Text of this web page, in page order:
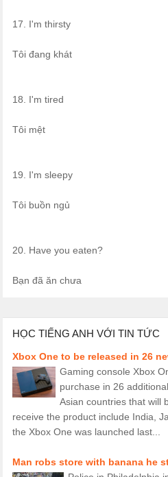
17. I'm thirsty
Tôi đang khát
18. I'm tired
Tôi mệt
19. I'm sleepy
Tôi buồn ngủ
20. Have you eaten?
Bạn đã ăn chưa
HỌC TIẾNG ANH VỚI TIN TỨC
Xbox One to be released in 26
Gaming console Xbox
purchase in 26
Asian countries that will
receive the product include India,
the Xbox One was launched last...
Man robs store with banana he